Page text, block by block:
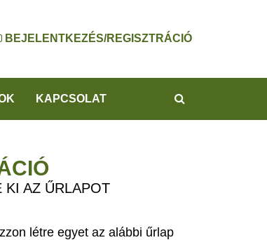
BEJELENTKEZÉS/REGISZTRÁCIÓ
KAPCSOLAT
KI AZ ŰRLAPOT
létre egyet az alábbi űrlap